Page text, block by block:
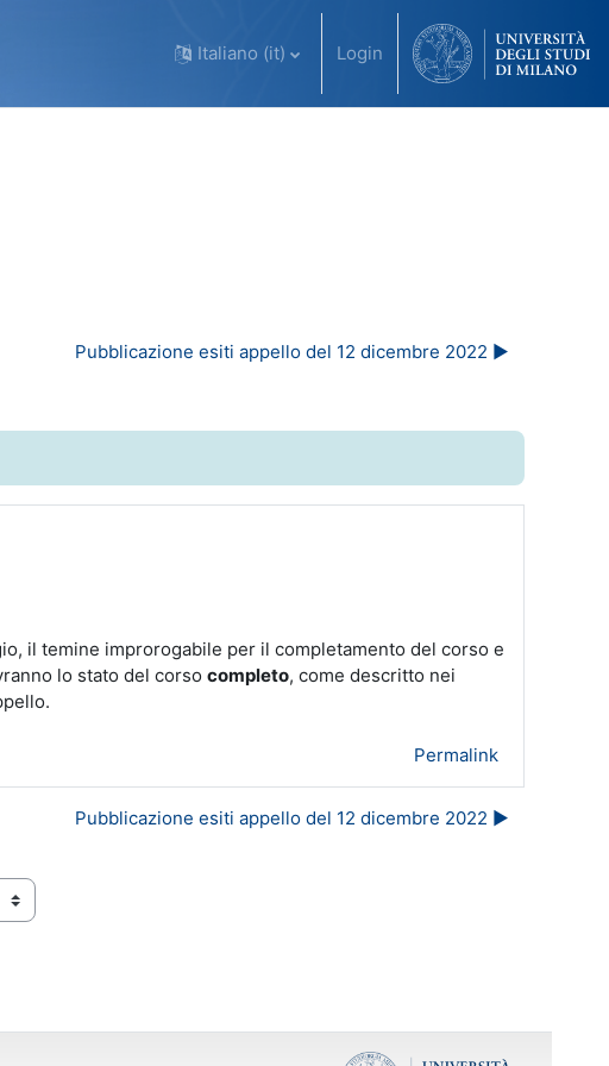
Italiano ‎(it)‎ Login
Pubblicazione esiti appello del 12 dicembre 2022 ▶︎
il temine improrogabile per il completamento del corso e
lo stato del corso completo, come descritto nei
Permalink
Pubblicazione esiti appello del 12 dicembre 2022 ▶︎